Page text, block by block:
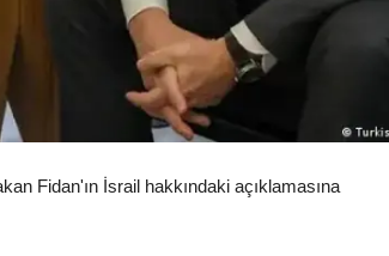
Fidan'ın İsrail hakkındaki açıklamasına